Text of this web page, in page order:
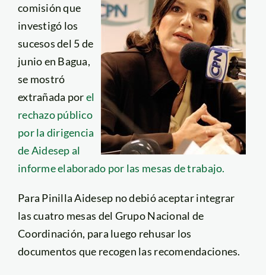
comisión que
investigó los
sucesos del 5 de
junio en Bagua,
se mostró
extrañada porel
rechazo público
por la dirigencia
de Aidesep al
informe elaborado por las mesas de trabajo.
Para Pinilla Aidesep no debió aceptar integrar
las cuatro mesas del Grupo Nacional de
Coordinación, para luego rehusar los
documentos que recogen las recomendaciones.